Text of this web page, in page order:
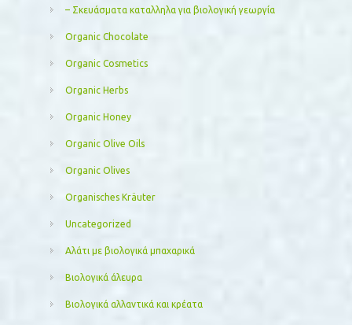
– Σκευάσματα καταλληλα για βιολογική γεωργία
Organic Chocolate
Organic Cosmetics
Organic Herbs
Organic Honey
Organic Olive Oils
Organic Olives
Organisches Kräuter
Uncategorized
Αλάτι με βιολογικά μπαχαρικά
Βιολογικά άλευρα
Βιολογικά αλλαντικά και κρέατα